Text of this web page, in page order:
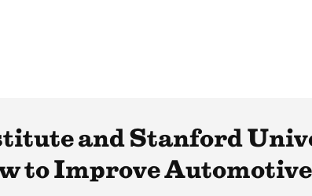
and Stanford
to Improve